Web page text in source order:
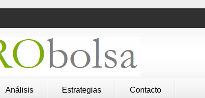
Análisis Estrategias Contacto